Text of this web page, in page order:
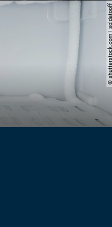
© shutterstock.com | soldatooff